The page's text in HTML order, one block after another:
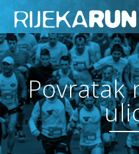
Povratak